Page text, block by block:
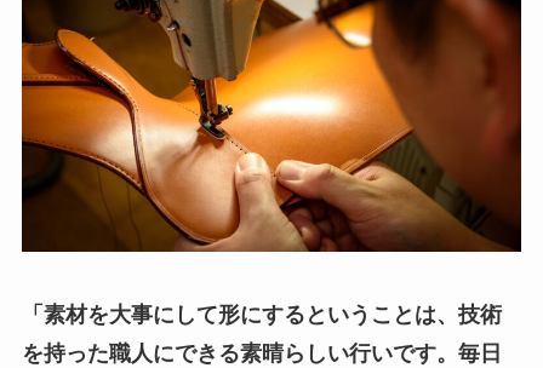
「素材を大事にして形にするということは、技術
を持った職人にできる素晴らしい行いです。毎日